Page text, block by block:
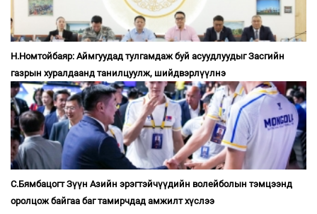
Н.Номтойбаяр: Аймгуудад тулгамдаж буй асуудлуудыг Засгийн
газрын хуралдаанд танилцуулж, шийдвэрлүүлнэ
С.Бямбацогт Зүүн Азийн эрэгтэйчүүдийн волейболын тэмцээнд
оролцож байгаа баг тамирчдад амжилт хүслээ